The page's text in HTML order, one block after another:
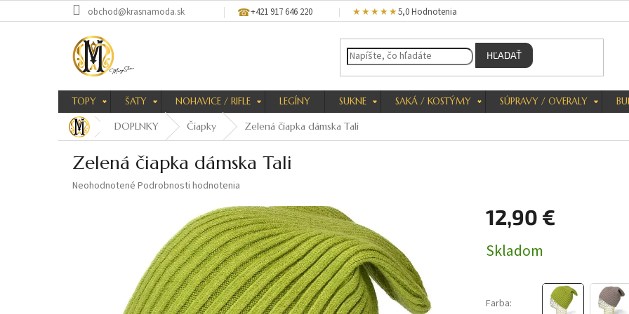
na
obchod@krasnamoda.sk +421 917 646 220 ★★★★★5,0 Hodnotenia
HĽADAŤ
TOPY ŠATY NOHAVICE / RIFLE LEGÍNY SUKNE SAKÁ / KOSTÝMY SÚPRAVY / OVERALY
DOPLNKY Čiapky Zelená čiapka dámska Tali
Zelená čiapka dámska Tali
Priemerné
Neohodnotené Podrobnosti hodnotenia
12,90 €
cena:
Skladom
Farba: